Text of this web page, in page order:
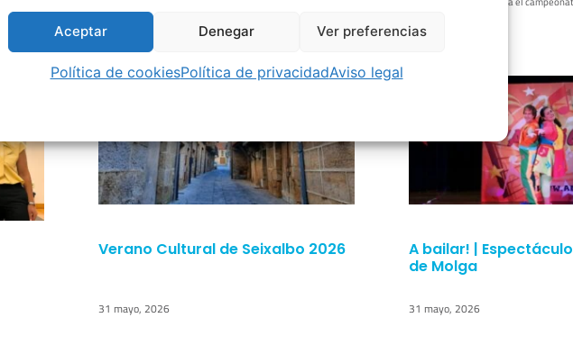
Aceptar Denegar Ver preferencias
Política de cookiesPolítica de privacidadAviso legal
Verano Cultural de Seixalbo 2026
31 mayo, 2026
A bailar! |
de Molga
31 mayo, 2026